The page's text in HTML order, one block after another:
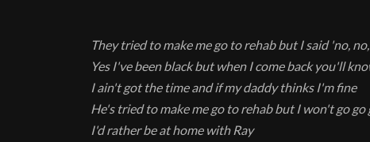
They tried to make me go to rehab but I said 'no,
Yes I've been black but when I come back you'll
I ain't got the time and if my daddy thinks I'm fine
He's tried to make me go to rehab but I won't go go
I'd rather be at home with Ray